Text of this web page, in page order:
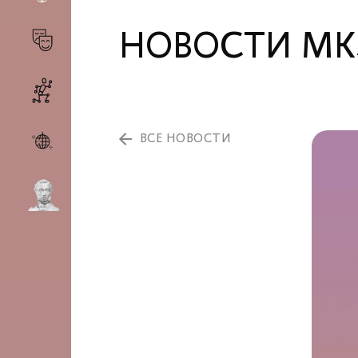
НОВОСТИ
ВСЕ НОВОСТИ